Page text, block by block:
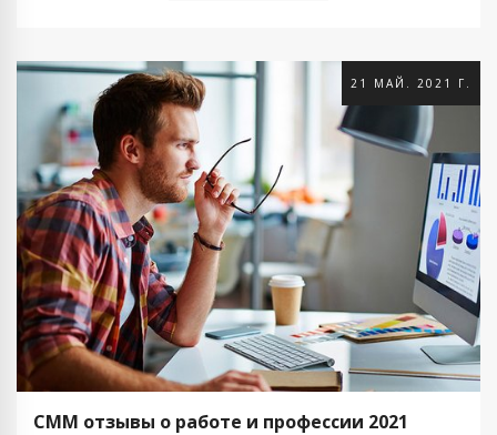
21 МАЙ. 2021 Г.
СММ отзывы о работе и профессии 2021